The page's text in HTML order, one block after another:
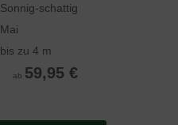
Sonnig-schattig
Mai
bis zu 4 m
ab 59,95 €